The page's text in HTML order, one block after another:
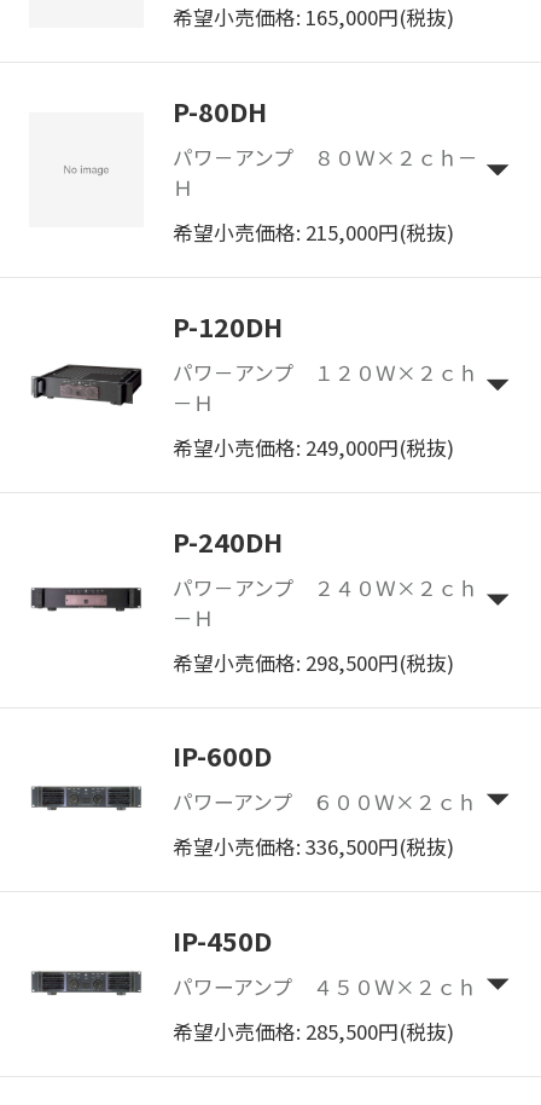
希望小売価格: 165,000円(税抜)
P-80DH
パワ－アンプ ８０Ｗ×２ｃｈ－
Ｈ
希望小売価格: 215,000円(税抜)
P-120DH
パワ－アンプ １２０Ｗ×２ｃｈ
－Ｈ
希望小売価格: 249,000円(税抜)
P-240DH
パワ－アンプ ２４０Ｗ×２ｃｈ
－Ｈ
希望小売価格: 298,500円(税抜)
IP-600D
パワーアンプ ６００Ｗ×２ｃｈ
希望小売価格: 336,500円(税抜)
IP-450D
パワーアンプ ４５０Ｗ×２ｃｈ
希望小売価格: 285,500円(税抜)